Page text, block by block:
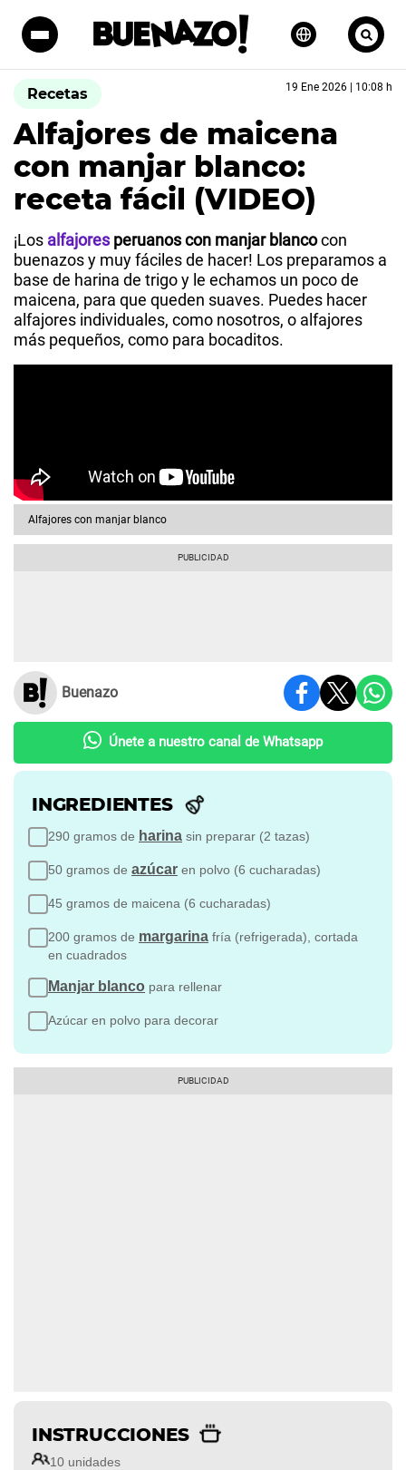
Recetas 19 Ene 2026 | 10:08 h
Alfajores de maicena
con manjar blanco:
receta fácil (VIDEO)
¡Los alfajores peruanos con manjar blancocon
buenazos y muy fáciles de hacer! Los preparamos a
base de harina de trigo y le echamos un poco de
maicena, para que queden suaves. Puedes hacer
alfajores individuales, como nosotros, o alfajores
más pequeños, como para bocaditos.
Alfajores con manjar blanco
Buenazo
Únete a nuestro canal de Whatsapp
INGREDIENTES
290 gramos de harina sin preparar (2 tazas)
50 gramos de azúcar en polvo (6 cucharadas)
45 gramos de maicena (6 cucharadas)
200 gramos de margarina fría (refrigerada), cortada
en cuadrados
Manjar blanco para rellenar
Azúcar en polvo para decorar
INSTRUCCIONES
10 unidades